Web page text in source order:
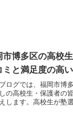
市博多区の高校
ミと満足度の高
ログでは、福岡市博
の高校生・保護者の
します。高校生が塾